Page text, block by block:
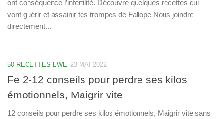
ont conséquence l’infertilité. Découvre quelques recettes qui
vont guérir et assainir tes trompes de Fallope Nous joindre
directement...
50 RECETTES EWE 23 MAI 2022
Fe 2-12 conseils pour perdre ses kilos
émotionnels, Maigrir vite
12 conseils pour perdre ses kilos émotionnels, Maigrir vite sans